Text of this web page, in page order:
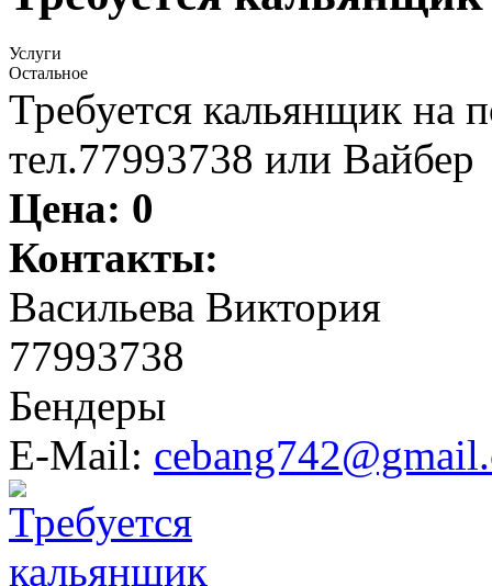
Услуги
Остальное
Требуется кальянщик на
тел.77993738 или Вайбер
Цена: 0
Контакты:
Васильева Виктория
77993738
Бендеры
E-Mail: